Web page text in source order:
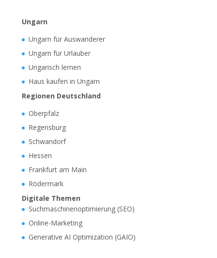
Ungarn
Ungarn für Auswanderer
Ungarn für Urlauber
Ungarisch lernen
Haus kaufen in Ungarn
Regionen Deutschland
Oberpfalz
Regensburg
Schwandorf
Hessen
Frankfurt am Main
Rödermark
Digitale Themen
Suchmaschinenoptimierung (SEO)
Online-Marketing
Generative AI Optimization (GAIO)